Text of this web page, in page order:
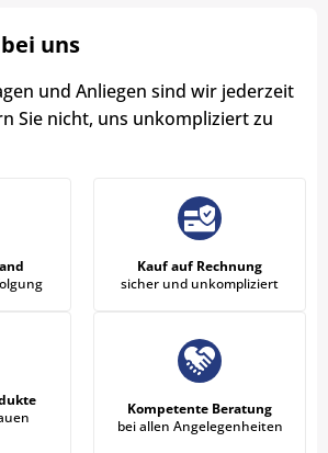
uns
und Anliegen sind wir jederzeit
Sie nicht, uns unkompliziert zu
Kauf auf Rechnung
sicher und unkompliziert
Kompetente Beratung
bei allen Angelegenheiten